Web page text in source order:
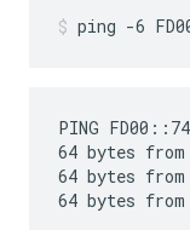
ping -6
PING
64 bytes
64 bytes